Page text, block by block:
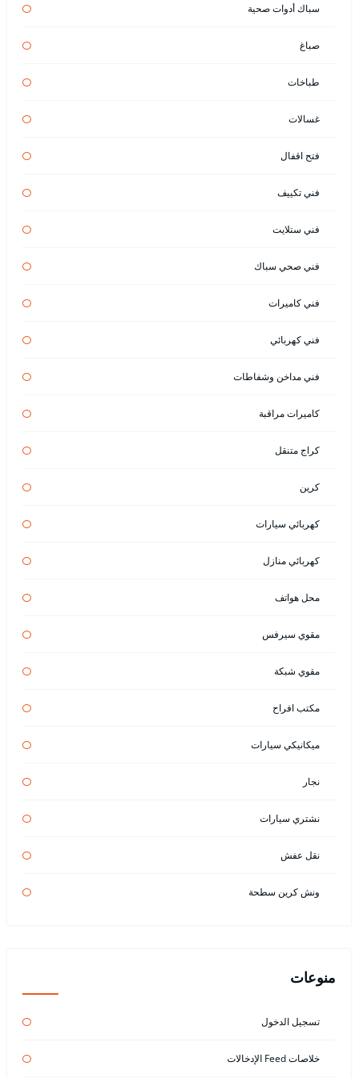
سباك أدوات صحية
صباغ
طباخات
غسالات
فتح اقفال
فني تكييف
فني ستلايت
فني صحي سباك
فني كاميرات
فني كهربائي
فني مداخن وشفاطات
كاميرات مراقبة
كراج متنقل
كرين
كهربائي سيارات
كهربائي منازل
محل هواتف
مقوي سيرفس
مقوي شبكة
مكتب افراح
ميكانيكي سيارات
نجار
نشتري سيارات
نقل عفش
ونش كرين سطحة
منوعات
تسجيل الدخول
خلاصات Feed الإدخالات